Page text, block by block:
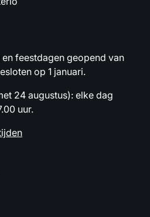
feestdagen geopend van
op 1 januari.
24 augustus): elke dag
uur.